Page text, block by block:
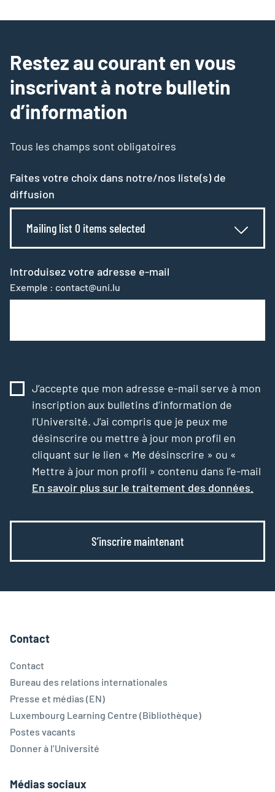
Restez au courant en vous
inscrivant à notre bulletin
d’information
Tous les champs sont obligatoires
Faites votre choix dans notre/nos liste(s) de
diffusion
Mailing list 0 items selected
Introduisez votre adresse e-mail
Exemple : contact@uni.lu
J’accepte que mon adresse e-mail serve à mon
inscription aux bulletins d’information de
l’Université. J’ai compris que je peux me
désinscrire ou mettre à jour mon profil en
cliquant sur le lien « Me désinscrire » ou «
Mettre à jour mon profil » contenu dans l’e-mail
En savoir plus sur le traitement des données.
S’inscrire maintenant
Contact
Contact
Bureau des relations internationales
Presse et médias (EN)
Luxembourg Learning Centre (Bibliothèque)
Postes vacants
Donner à l’Université
Médias sociaux